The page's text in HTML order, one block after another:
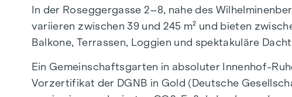
In der Roseggergasse 2–8, nahe des
variieren zwischen 39 und 245 m² und bieten
Balkone, Terrassen, Loggien und spektakuläre
Ein Gemeinschaftsgarten in absoluter Innenhof-
Vorzertifikat der DGNB in Gold (Deutsche